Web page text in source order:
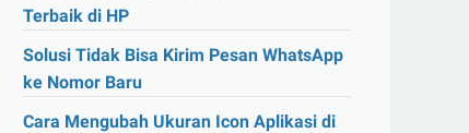
Terbaik di HP
Solusi Tidak Bisa Kirim Pesan WhatsApp
ke Nomor Baru
Cara Mengubah Ukuran Icon Aplikasi di